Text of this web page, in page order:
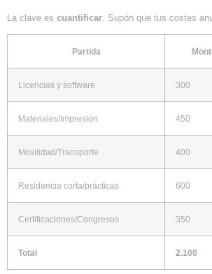
La clave es cuantificar . Supón que tus costes
Partida
Licencias y software 300
Materiales/Impresión 450
Movilidad/Transporte 400
Residencia corta/prácticas 600
Certificaciones/Congresos 350
Total 2.100